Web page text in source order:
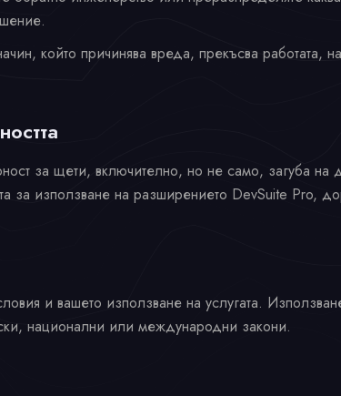
който причинява вреда, прекъсва работата,
за щети, включително, но не само, загуба
за използване на разширението DevSuite Pro,
и вашето използване на услугата.
национални или международни закони.